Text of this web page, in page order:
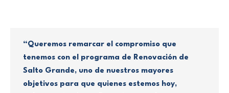
“Queremos remarcar el compromiso que
tenemos con el programa de Renovación de
Salto Grande, uno de nuestros mayores
objetivos para que quienes estemos hoy,